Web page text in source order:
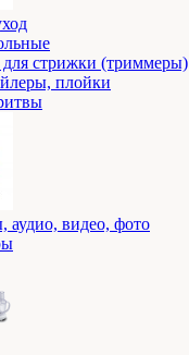
стрижки (триммеры)
плойки
аудио, видео, фото